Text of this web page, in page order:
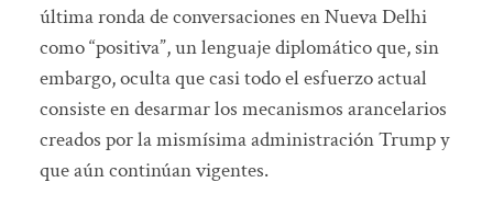
última ronda de conversaciones en Nueva Delhi
como “positiva”, un lenguaje diplomático que, sin
embargo, oculta que casi todo el esfuerzo actual
consiste en desarmar los mecanismos arancelarios
creados por la mismísima administración Trump y
que aún continúan vigentes.